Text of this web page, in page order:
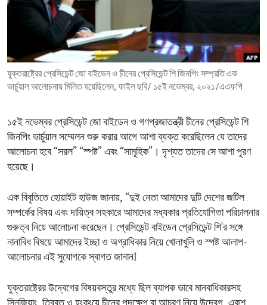
ENVIRONMENT AND HEALTH
IDEALS AND INSTITUTIONS
যুক্তরাষ্ট্রের প্রেসিডেন্ট জো বাইডেন ও চীনের প্রেসিডেন্ট শি জিনপিং সম্প্রতি এক
ভার্চুয়াল আলোচনায় মিলিত হয়েছিলেন, ফাইল ছবি/ ১৫ই নভেম্বর, ২০২১/এএফপি
১৫ই নভেম্বর প্রেসিডেন্ট জো বাইডেন ও গণপ্রজাতন্ত্রী চীনের প্রেসিডেন্ট শি
জিনপিং ভার্চুয়াল সম্মেলন শুরু করার আগে আশা ব্যক্ত করেছিলেন যে তাদের
আলোচনা হবে “সরল” “স্পষ্ট” এবং “সামূহিক”। দৃশ্যত তাদের সে আশা পূরণ
হয়েছে।
এক বিবৃতিতে হোয়াইট হাউজ জানায়, “দুই নেতা আমাদের দুটি দেশের জটিল
সম্পর্কের বিষয় এবং দায়িত্ব সহকারে আমাদের মধ্যকার প্রতিযোগিতা পরিচালনার
গুরুত্ব নিয়ে আলোচনা করেছেন। প্রেসিডেন্ট বাইডেন প্রেসিডেন্ট শি'র সঙ্গে
নানাবিধ বিষয়ে আমাদের ইচ্ছা ও অগ্রাধিকার নিয়ে খোলাখুলি ও স্পষ্ট আলাপ-
আলোচনার এই সুযোগকে স্বাগত জানানI
যুক্তরাষ্ট্রের উদ্বেগের বিষয়বস্তুর মধ্যে ছিল ব্যাপক ভাবে মানবাধিকারসহ